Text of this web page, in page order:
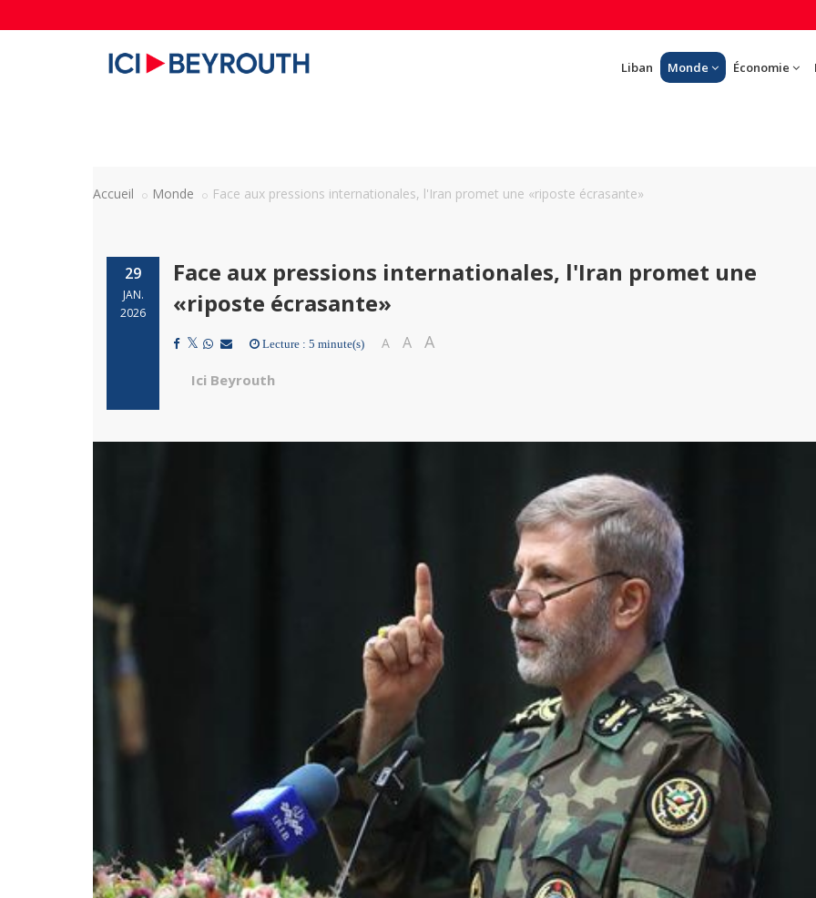
Liban Monde Économie
Accueil Monde Face aux pressions internationales, l'Iran promet une «riposte écrasante»
29
JAN.
2026
Face aux pressions internationales, l'Iran promet une
«riposte écrasante»
Lecture : 5 minute(s) A A A
Ici Beyrouth